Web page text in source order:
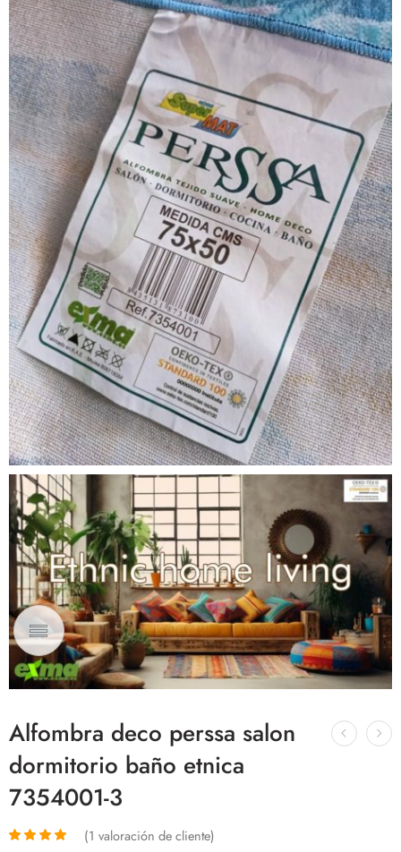
Alfombra deco perssa salon
dormitorio baño etnica
7354001-3
(1 valoración de cliente)